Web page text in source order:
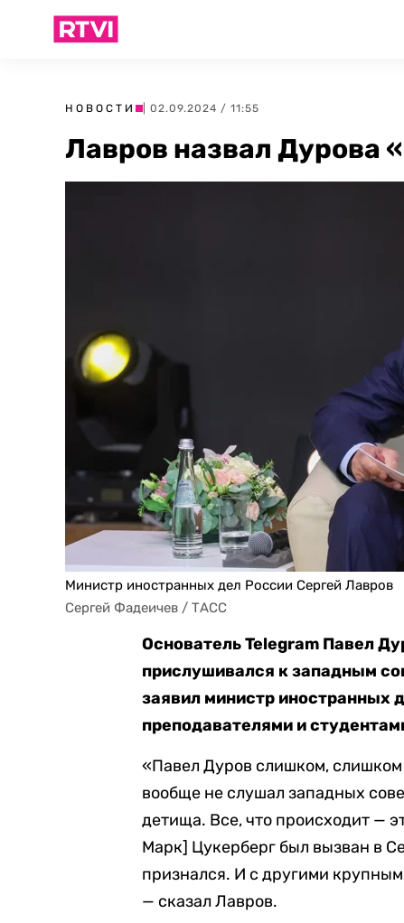
НОВОСТИ | 02.09.2024 / 11:55
Лавров назвал Дурова
Министр иностранных дел России Сергей Лавров
Сергей Фадеичев / ТАСС
Основатель Telegram Павел
прислушивался к западным
заявил министр иностранных
преподавателями и
«Павел Дуров слишком,
вообще не слушал западных
детища. Все, что происходит —
Марк] Цукерберг был вызван в
признался. И с другими
— сказал Лавров.